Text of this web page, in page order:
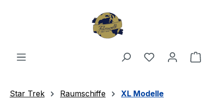
Du hast 0
Star Trek Raumschiffe XL Modelle